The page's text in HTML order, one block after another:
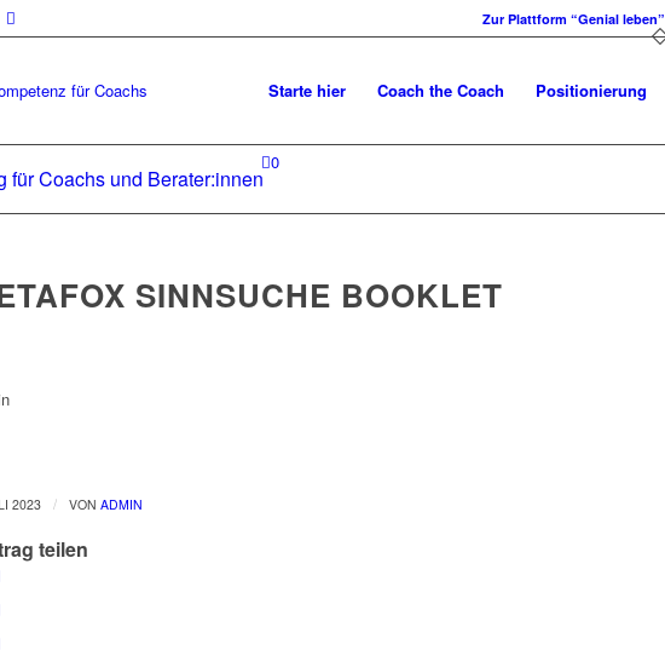
Zur Plattform “Genial leben”
Starte hier Coach the Coach Positionierung
0
für Coachs und Berater:innen
SINNSUCHE BOOKLET
2023 / VON ADMIN
teilen